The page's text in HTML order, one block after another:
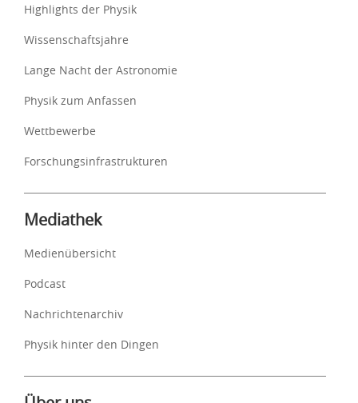
Highlights der Physik
Wissenschaftsjahre
Lange Nacht der Astronomie
Physik zum Anfassen
Wettbewerbe
Forschungsinfrastrukturen
Mediathek
Medienübersicht
Podcast
Nachrichtenarchiv
Physik hinter den Dingen